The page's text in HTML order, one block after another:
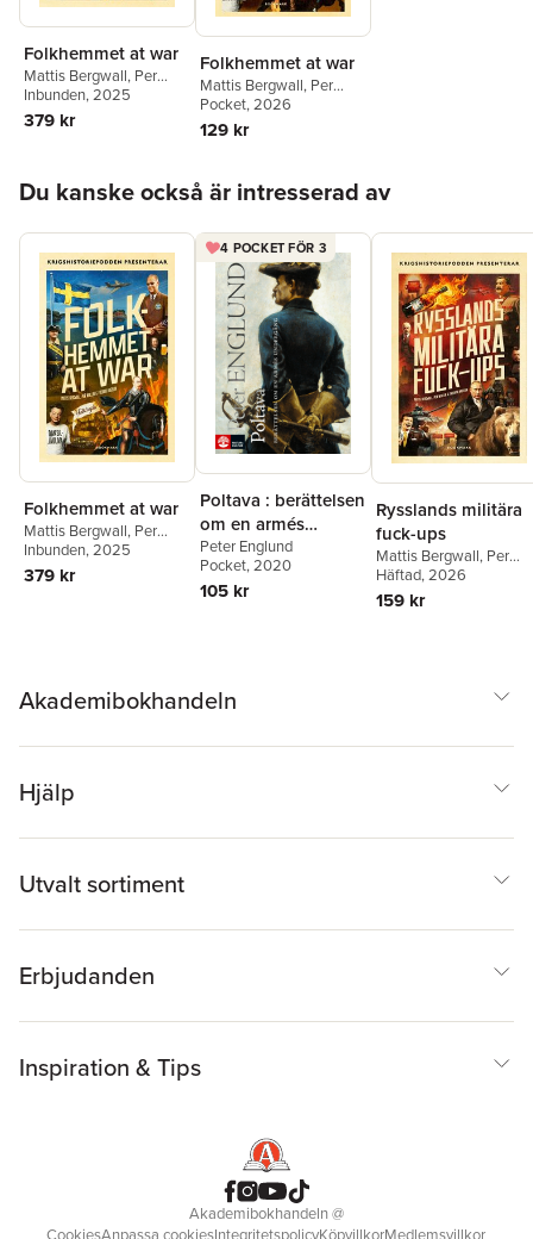
Folkhemmet at war
Mattis Bergwall, Per
Wallin,Fredrik Hagelin
Inbunden, 2025
379 kr
Folkhemmet at war
Mattis Bergwall, Per
Wallin,Fredrik Hagelin
Pocket, 2026
129 kr
Du kanske också är intresserad av
Folkhemmet at war
Mattis Bergwall, Per
Wallin,Fredrik Hagelin
Inbunden, 2025
379 kr
4 POCKET FÖR 3
Poltava : berättelsen
om en armés
undergång
Peter Englund
Pocket, 2020
105 kr
Rysslands militära
fuck-ups
Mattis Bergwall, Per
Wallin,Fredrik Hagelin
Häftad, 2026
159 kr
Akademibokhandeln
Hjälp
Utvalt sortiment
Erbjudanden
Inspiration & Tips
Akademibokhandeln@
CookiesAnpassa cookiesIntegritetspolicyKöpvillkorMedlemsvillkor